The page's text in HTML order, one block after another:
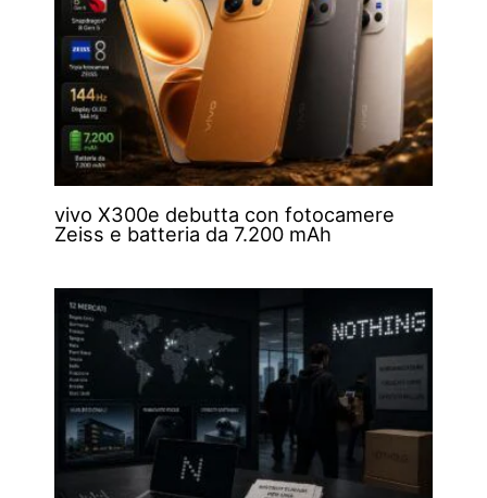
vivo X300e debutta con fotocamere
Zeiss e batteria da 7.200 mAh